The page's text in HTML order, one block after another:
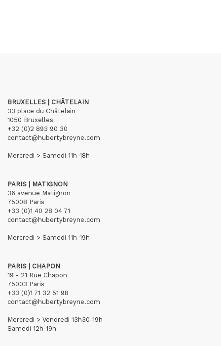
BRUXELLES | CHÂTELAIN
33 place du Châtelain
1050 Bruxelles
+32 (0)2 893 90 30
contact@hubertybreyne.com
Mercredi > Samedi 11h-18h
PARIS | MATIGNON
36 avenue Matignon
75008 Paris
+33 (0)1 40 28 04 71
contact@hubertybreyne.com
Mercredi > Samedi 11h-19h
PARIS | CHAPON
19 - 21 Rue Chapon
75003 Paris
+33 (0)1 71 32 51 98
contact@hubertybreyne.com
Mercredi > Vendredi 13h30-19h
Samedi 12h-19h